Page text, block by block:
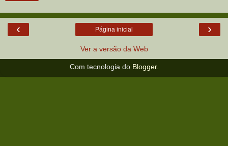
‹ ›
Página inicial
Ver a versão da Web
Com tecnologia do Blogger.